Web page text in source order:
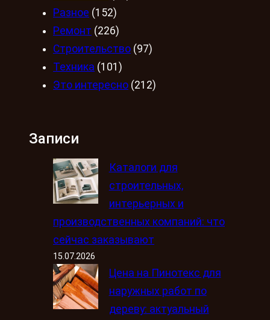
Разное (152)
Ремонт (226)
Строительство (97)
Техника (101)
Это интересно (212)
Записи
Каталоги для
строительных,
интерьерных и
производственных компаний: что
сейчас заказывают
15.07.2026
Цена на Пинотекс для
наружных работ по
дереву: актуальный